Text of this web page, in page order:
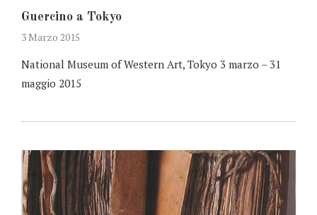
Guercino a Tokyo
3 Marzo 2015
National Museum of Western Art, Tokyo 3 marzo – 31
maggio 2015